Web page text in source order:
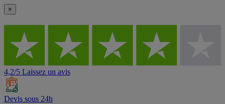
×
4,2/5 Laissez un avis
Devis sous 24h